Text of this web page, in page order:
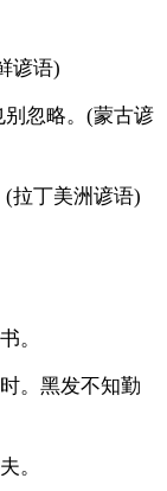
谚语)
忽略。(蒙古谚
丁美洲谚语)
。
。黑发不知勤
。